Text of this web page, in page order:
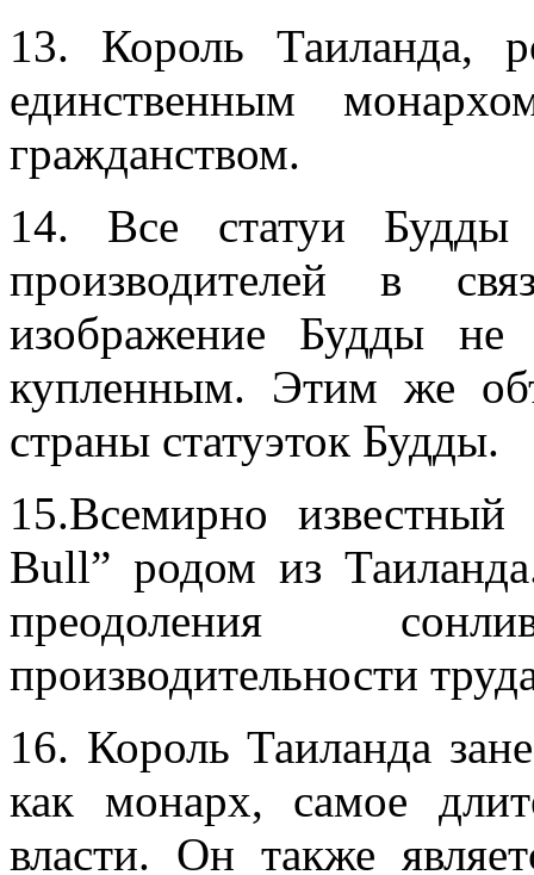
13. Король Таиланда,
единственным
гражданством.
14. Все статуи
производителей в
изображение Будды
купленным. Этим же
страны статуэток Будды.
15.Всемирно известный
Bull” родом из
преодоления
производительности
16. Король Таиланда
как монарх, самое
власти. Он также